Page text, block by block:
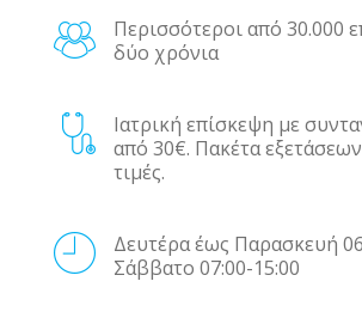
Περισσότεροι από 30.000
δύο χρόνια
Ιατρική επίσκεψη με
από 30€. Πακέτα
τιμές.
Δευτέρα έως Παρασκευή
Σάββατο 07:00-15:00